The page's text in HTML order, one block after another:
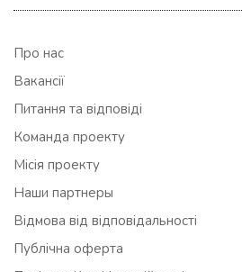
Про нас
Вакансії
Питання та відповіді
Команда проекту
Місія проекту
Наши партнеры
Відмова від відповідальності
Публічна оферта